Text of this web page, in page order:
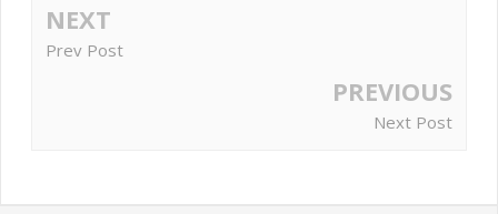
NEXT
Prev Post
PREVIOUS
Next Post